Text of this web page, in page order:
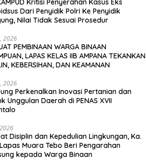
Kritisi Penyerahan Kasus Eks
Dari Penyidik Polri Ke Penyidik
Nilai Tidak Sesuai Prosedur
2026
PEMBINAAN WARGA BINAAN
LAPAS KELAS IIB AMPANA TEKANKAN
KEBERSIHAN, DAN KEAMANAN
2026
Perkenalkan Inovasi Pertanian dan
Unggulan Daerah di PENAS XVII
Disiplin dan Kepedulian Lingkungan, Ka.
Lapas Muara Tebo Beri Pengarahan
kepada Warga Binaan